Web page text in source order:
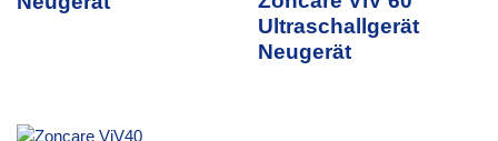
Ultraschallgerät
Neugerät